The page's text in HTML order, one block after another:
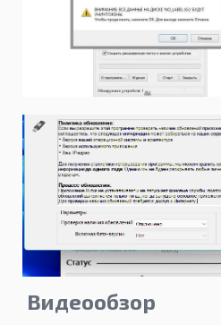
Видеообзор